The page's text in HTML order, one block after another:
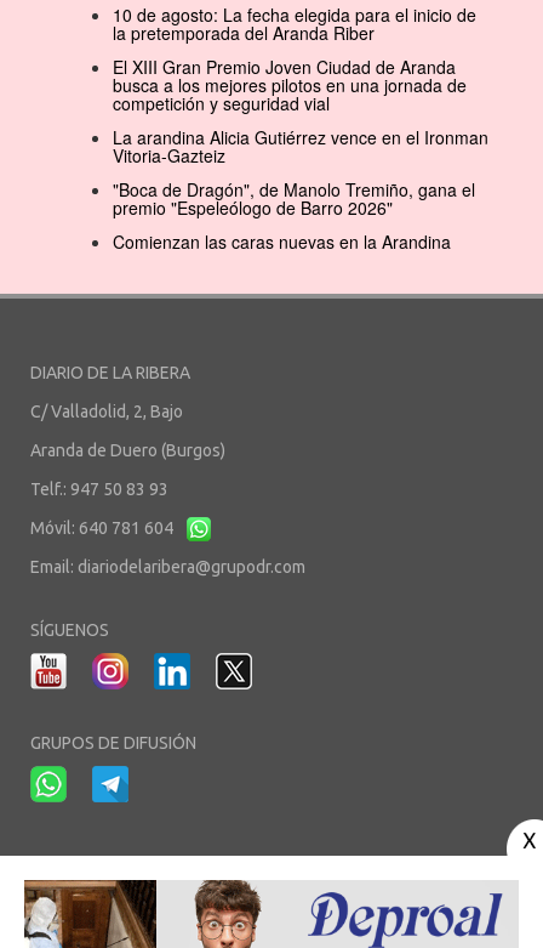
10 de agosto: La fecha elegida para el inicio de
la pretemporada del Aranda Riber
El XIII Gran Premio Joven Ciudad de Aranda
busca a los mejores pilotos en una jornada de
competición y seguridad vial
La arandina Alicia Gutiérrez vence en el Ironman
Vitoria-Gazteiz
"Boca de Dragón", de Manolo Tremiño, gana el
premio "Espeleólogo de Barro 2026"
Comienzan las caras nuevas en la Arandina
DIARIO DE LA RIBERA
C/ Valladolid, 2, Bajo
Aranda de Duero (Burgos)
Telf.: 947 50 83 93
Móvil: 640 781 604
Email: diariodelaribera@grupodr.com
SÍGUENOS
GRUPOS DE DIFUSIÓN